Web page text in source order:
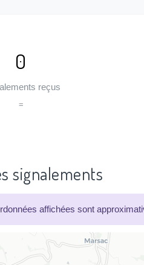
0
reçus
=
signalements
affichées sont